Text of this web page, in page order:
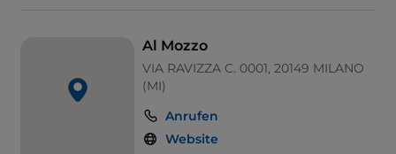
Al Mozzo
VIA RAVIZZA C. 0001, 20149 MILANO
(MI)
Anrufen
Website